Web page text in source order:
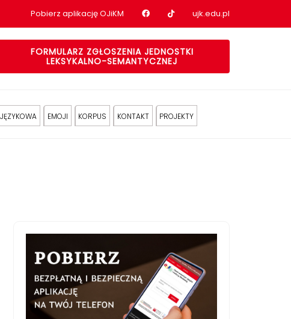
Pobierz aplikację OJiKM Nasz profil na Facebook
Nasz profil na tiktok
ujk.edu.pl
FORMULARZ ZGŁOSZENIA JEDNOSTKI
LEKSYKALNO-SEMANTYCZNEJ
EMOJI KORPUS KONTAKT PROJEKTY